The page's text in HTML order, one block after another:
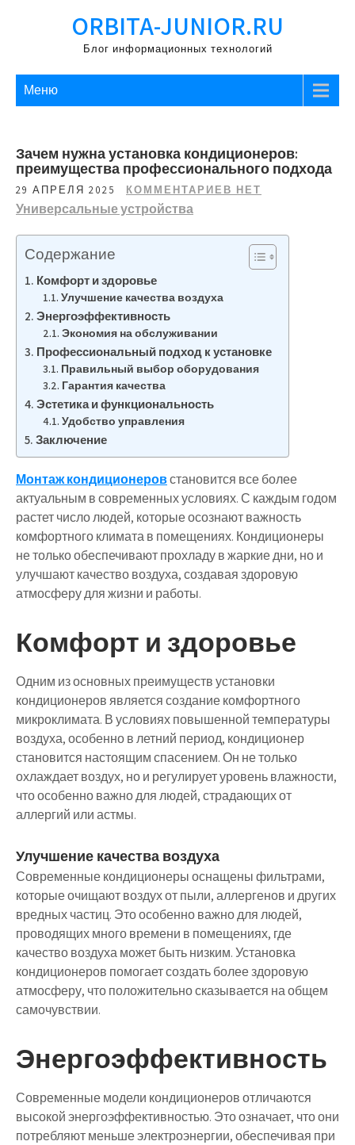
ORBITA-JUNIOR.RU
Блог информационных технологий
Меню
Зачем нужна установка кондиционеров:
преимущества профессионального подхода
29 АПРЕЛЯ 2025 КОММЕНТАРИЕВ НЕТ
Универсальные устройства
Содержание
Комфорт и здоровье
Улучшение качества воздуха
Энергоэффективность
Экономия на обслуживании
Профессиональный подход к установке
Правильный выбор оборудования
Гарантия качества
Эстетика и функциональность
Удобство управления
Заключение
Монтаж кондиционеровстановится все более
актуальным в современных условиях. С каждым годом
растет число людей, которые осознают важность
комфортного климата в помещениях. Кондиционеры
не только обеспечивают прохладу в жаркие дни, но и
улучшают качество воздуха, создавая здоровую
атмосферу для жизни и работы.
Комфорт и здоровье
Одним из основных преимуществ установки
кондиционеров является создание комфортного
микроклимата. В условиях повышенной температуры
воздуха, особенно в летний период, кондиционер
становится настоящим спасением. Он не только
охлаждает воздух, но и регулирует уровень влажности,
что особенно важно для людей, страдающих от
аллергий или астмы.
Улучшение качества воздуха
Современные кондиционеры оснащены фильтрами,
которые очищают воздух от пыли, аллергенов и других
вредных частиц. Это особенно важно для людей,
проводящих много времени в помещениях, где
качество воздуха может быть низким. Установка
кондиционеров помогает создать более здоровую
атмосферу, что положительно сказывается на общем
самочувствии.
Энергоэффективность
Современные модели кондиционеров отличаются
высокой энергоэффективностью. Это означает, что они
потребляют меньше электроэнергии, обеспечивая при